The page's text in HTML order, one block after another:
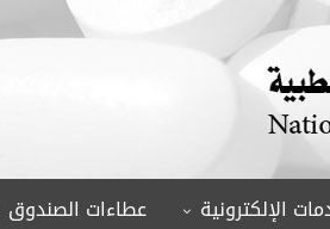
الإلكترونية عطاءات الصندوق